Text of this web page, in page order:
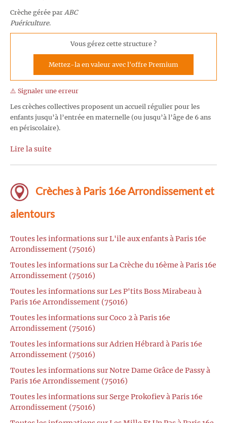
Crèche gérée par ABC
Puériculture.
Vous gérez cette structure ?
Mettez-la en valeur avec l'offre Premium
⚠️ Signaler une erreur
Les crèches collectives proposent un accueil régulier pour les
enfants jusqu’à l’entrée en maternelle (ou jusqu’à l’âge de 6 ans
en périscolaire).
Lire la suite
Crèches à Paris 16e Arrondissement et
alentours
Toutes les informations sur L'ile aux enfants à Paris 16e
Arrondissement (75016)
Toutes les informations sur La Crèche du 16ème à Paris 16e
Arrondissement (75016)
Toutes les informations sur Les P'tits Boss Mirabeau à
Paris 16e Arrondissement (75016)
Toutes les informations sur Coco 2 à Paris 16e
Arrondissement (75016)
Toutes les informations sur Adrien Hébrard à Paris 16e
Arrondissement (75016)
Toutes les informations sur Notre Dame Grâce de Passy à
Paris 16e Arrondissement (75016)
Toutes les informations sur Serge Prokofiev à Paris 16e
Arrondissement (75016)